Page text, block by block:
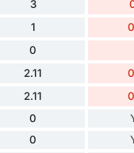
3
1
0
2.11
2.11
0
0